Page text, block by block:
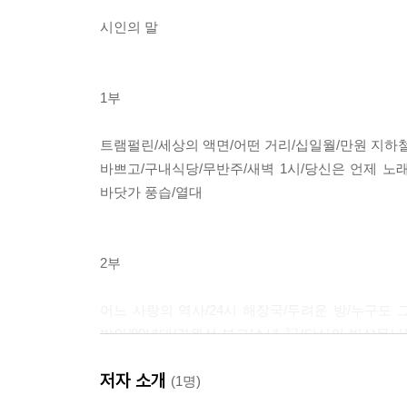
시인의 말
1부
트램펄린/세상의 액면/어떤 거리/십일월/만원 지
바쁘고/구내식당/무반주/새벽 1시/당신은 언제
바닷가 풍습/열대
2부
발인/80년대/경원선 부고/소년 記/당신의 빗살무
저자 소개 (1명)